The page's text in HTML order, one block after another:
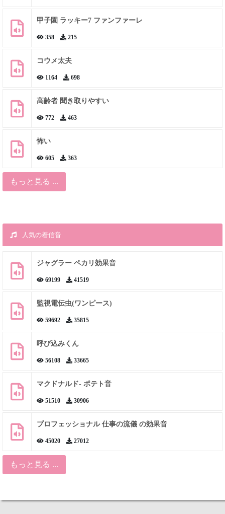
甲子園 ラッキー7 ファンファーレ
358 215
コウメ太夫
1164 698
高齢者 聞き取りやすい
772 463
怖い
605 363
もっと見る ...
人気の着信音
ジャグラー ペカリ効果音
69199 41519
監視電伝虫(ワンピース)
59692 35815
呼び込みくん
56108 33665
マクドナルド- ポテト音
51510 30906
プロフェッショナル 仕事の流儀 の効果音
45020 27012
もっと見る ...